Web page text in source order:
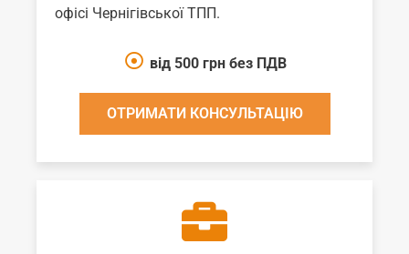
офісі Чернігівської ТПП.
від 500 грн без ПДВ
ОТРИМАТИ КОНСУЛЬТАЦІЮ